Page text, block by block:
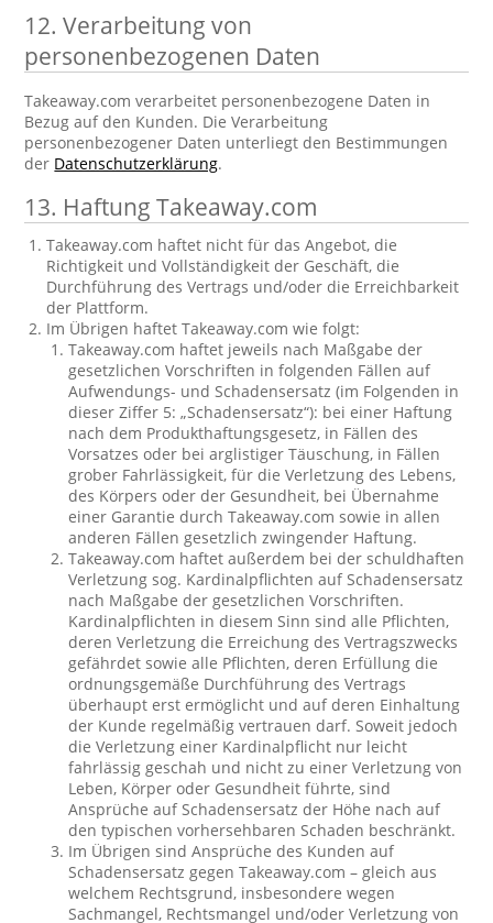
12. Verarbeitung von
personenbezogenen Daten
Takeaway.com verarbeitet personenbezogene Daten in
Bezug auf den Kunden. Die Verarbeitung
personenbezogener Daten unterliegt den Bestimmungen
der Datenschutzerklärung.
13. Haftung Takeaway.com
Takeaway.com haftet nicht für das Angebot, die
Richtigkeit und Vollständigkeit der Geschäft, die
Durchführung des Vertrags und/oder die Erreichbarkeit
der Plattform.
Im Übrigen haftet Takeaway.com wie folgt:
Takeaway.com haftet jeweils nach Maßgabe der
gesetzlichen Vorschriften in folgenden Fällen auf
Aufwendungs- und Schadensersatz (im Folgenden in
dieser Ziffer 5: „Schadensersatz“): bei einer Haftung
nach dem Produkthaftungsgesetz, in Fällen des
Vorsatzes oder bei arglistiger Täuschung, in Fällen
grober Fahrlässigkeit, für die Verletzung des Lebens,
des Körpers oder der Gesundheit, bei Übernahme
einer Garantie durch Takeaway.com sowie in allen
anderen Fällen gesetzlich zwingender Haftung.
Takeaway.com haftet außerdem bei der schuldhaften
Verletzung sog. Kardinalpflichten auf Schadensersatz
nach Maßgabe der gesetzlichen Vorschriften.
Kardinalpflichten in diesem Sinn sind alle Pflichten,
deren Verletzung die Erreichung des Vertragszwecks
gefährdet sowie alle Pflichten, deren Erfüllung die
ordnungsgemäße Durchführung des Vertrags
überhaupt erst ermöglicht und auf deren Einhaltung
der Kunde regelmäßig vertrauen darf. Soweit jedoch
die Verletzung einer Kardinalpflicht nur leicht
fahrlässig geschah und nicht zu einer Verletzung von
Leben, Körper oder Gesundheit führte, sind
Ansprüche auf Schadensersatz der Höhe nach auf
den typischen vorhersehbaren Schaden beschränkt.
Im Übrigen sind Ansprüche des Kunden auf
Schadensersatz gegen Takeaway.com – gleich aus
welchem Rechtsgrund, insbesondere wegen
Sachmangel, Rechtsmangel und/oder Verletzung von